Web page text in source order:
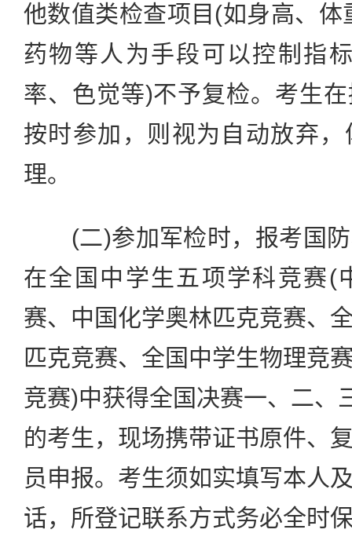
他数值类检查项目(如身高、
药物等人为手段可以控制指
率、色觉等)不予复检。考生
按时参加，则视为自动放弃
理。
(二)参加军检时，报考国防
在全国中学生五项学科竞赛(
赛、中国化学奥林匹克竞赛、
匹克竞赛、全国中学生物理竞
竞赛)中获得全国决赛一、二、
的考生，现场携带证书原件、
员申报。考生须如实填写本人
话，所登记联系方式务必全时